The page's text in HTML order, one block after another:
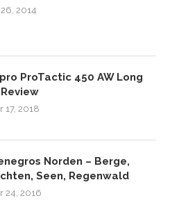
2014
ProTactic 450 AW Long
17, 2018
Norden – Berge,
Seen, Regenwald
24, 2016